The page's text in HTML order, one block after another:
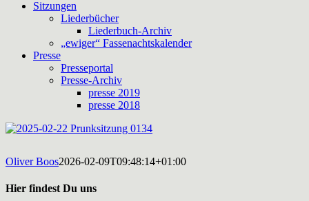
Sitzungen
Liederbücher
Liederbuch-Archiv
„ewiger“ Fassenachtskalender
Presse
Presseportal
Presse-Archiv
presse 2019
presse 2018
Oliver Boos2026-02-09T09:48:14+01:00
Hier findest Du uns